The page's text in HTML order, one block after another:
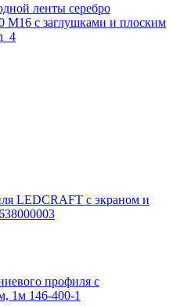
ленты серебро
М16 с заглушками и плоским
LEDCRAFT с экраном и